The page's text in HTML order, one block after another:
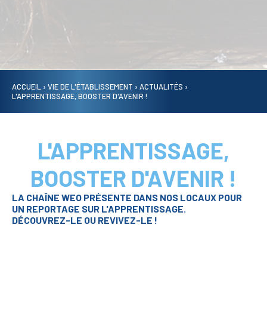
ACCUEIL › VIE DE L'ÉTABLISSEMENT › ACTUALITÉS ›
L'APPRENTISSAGE, BOOSTER D'AVENIR !
L'APPRENTISSAGE,
BOOSTER D'AVENIR !
LA CHAÎNE WEO PRÉSENTE DANS NOS LOCAUX POUR
UN REPORTAGE SUR L'APPRENTISSAGE.
DÉCOUVREZ-LE OU REVIVEZ-LE !